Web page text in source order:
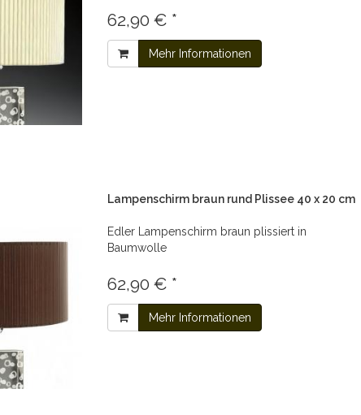
62,90 € *
Mehr Informationen
Lampenschirm braun rund Plissee 40 x 20 cm
Edler Lampenschirm braun plissiert in
Baumwolle
62,90 € *
Mehr Informationen